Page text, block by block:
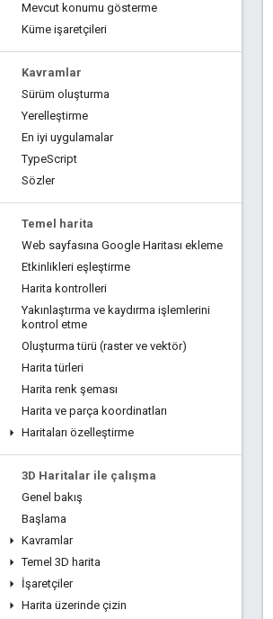
Mevcut konumu gösterme
Küme işaretçileri
Kavramlar
Sürüm oluşturma
Yerelleştirme
En iyi uygulamalar
TypeScript
Sözler
Temel harita
Web sayfasına Google Haritası ekleme
Etkinlikleri eşleştirme
Harita kontrolleri
Yakınlaştırma ve kaydırma işlemlerini
kontrol etme
Oluşturma türü (raster ve vektör)
Harita türleri
Harita renk şeması
Harita ve parça koordinatları
Haritaları özelleştirme
3D Haritalar ile çalışma
Genel bakış
Başlama
Kavramlar
Temel 3D harita
İşaretçiler
Harita üzerinde çizin